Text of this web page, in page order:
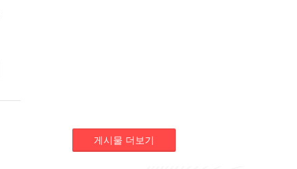
게시물 더보기